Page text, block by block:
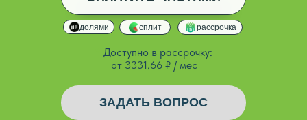
Доступно в рассрочку:
от 3331.66 ₽ / мес
долями сплит рассрочка
ЗАДАТЬ ВОПРОС